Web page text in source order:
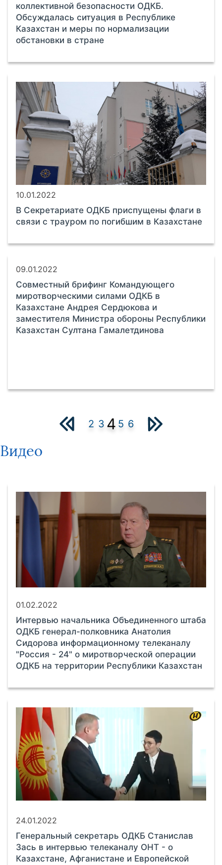
коллективной безопасности ОДКБ.
Обсуждалась ситуация в Республике
Казахстан и меры по нормализации
обстановки в стране
10.01.2022
В Секретариате ОДКБ приспущены флаги в
связи с трауром по погибшим в Казахстане
09.01.2022
Совместный брифинг Командующего
миротворческими силами ОДКБ в
Казахстане Андрея Сердюкова и
заместителя Министра обороны Республики
Казахстан Султана Гамалетдинова
2 3 4 5 6
Видео
01.02.2022
Интервью начальника Объединенного штаба
ОДКБ генерал-полковника Анатолия
Сидорова информационному телеканалу
"Россия - 24" о миротворческой операции
ОДКБ на территории Республики Казахстан
24.01.2022
Генеральный секретарь ОДКБ Станислав
Зась в интервью телеканалу ОНТ - о
Казахстане, Афганистане и Европейской